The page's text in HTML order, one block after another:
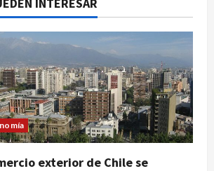
exterior de Chile se